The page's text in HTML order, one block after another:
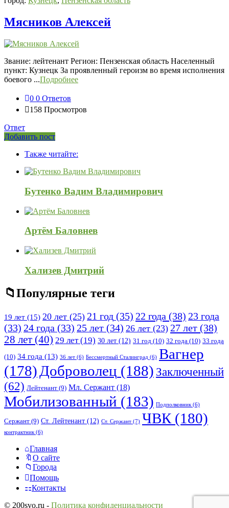
Мясников Алексей
Звание: лейтенант Регион: Пензенская область Населенный
пункт: Кузнецк За проявленный героизм во время исполнения
боевого ...Подробнее
0 0 Ответов
158 Просмотров
Ответ
Боковая
Добавить пост
120x600Также читайте:
Бутенко Вадим Владимирович
Артём Баловнев
Хализев Дмитрий
Популярные теги
19 лет (15) 20 лет (25) 21 год (35) 22 года (38) 23 года
(33) 24 года (33) 25 лет (34) 26 лет (23) 27 лет (38)
28 лет (40) 29 лет(19) 30 лет (12) 31 год (10) 32 года (10) 33 года
(10) 34 года (13) 36 лет (6) Бессмертный Сталинград (6) Вагнер
(178) Доброволец (188) Заключенный
(62) Лейтенант (9) Мл. Сержант (18)
Мобилизованный (183) Подполковник (6)
Сержант (9) Ст. Лейтенант (12) Ст. Сержант (7) ЧВК (180)
контрактник (6)
Исследовать
Главная
О сайте
Города
Помощь
Контакты
© 200svo.ru - Политика конфиденциальности